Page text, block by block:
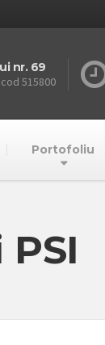
nr. 69
cod 515800
Portofoliu